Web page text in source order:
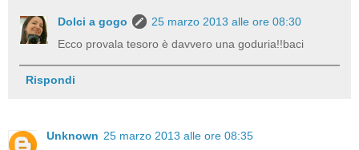
Dolci a gogo
25 marzo 2013 alle ore 08:30
Ecco provala tesoro è davvero una goduria!!baci
Rispondi
Unknown 25 marzo 2013 alle ore 08:35